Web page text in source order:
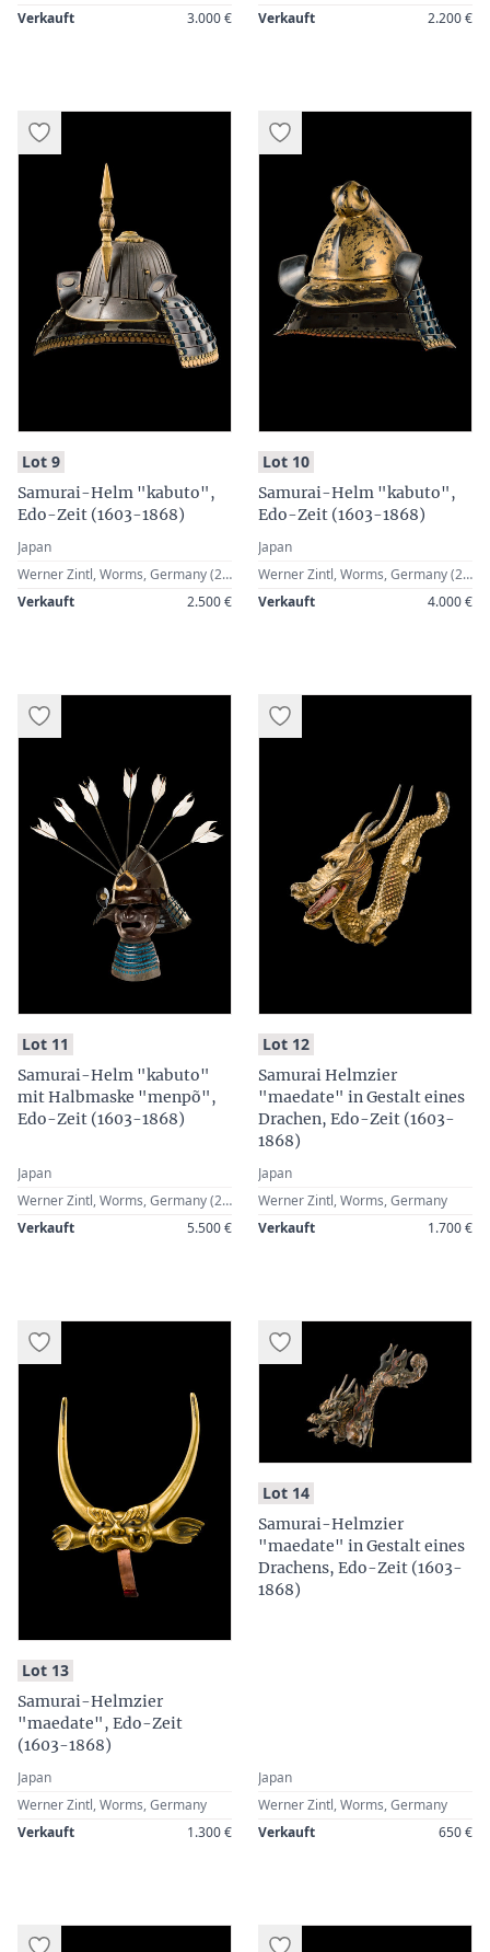
Verkauft
3.000 €
Verkauft
2.200 €
Lot 9:
Samurai-Helm "kabuto",
Edo-Zeit (1603-1868)
Japan
Werner Zintl, Worms, Germany (2015)
Verkauft
2.500 €
Lot 10:
Samurai-Helm "kabuto",
Edo-Zeit (1603-1868)
Japan
Werner Zintl, Worms, Germany (2014)
Verkauft
4.000 €
Lot 11
Samurai-Helm "kabuto"
mit Halbmaske "menpõ",
Edo-Zeit (1603-1868)
Japan
Werner Zintl, Worms, Germany (2015)
Verkauft
5.500 €
Lot 12:
Samurai Helmzier
"maedate" in Gestalt eines
Drachen, Edo-Zeit (1603-
1868)
Japan
Werner Zintl, Worms, Germany
Verkauft
1.700 €
Lot 13:
Samurai-Helmzier
"maedate", Edo-Zeit
(1603-1868)
Japan
Werner Zintl, Worms, Germany
Verkauft
1.300 €
Lot 14:
Samurai-Helmzier
"maedate" in Gestalt eines
Drachens, Edo-Zeit (1603-
1868)
Japan
Werner Zintl, Worms, Germany
Verkauft
650 €